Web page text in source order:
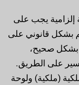
يجب على
بشكل قانوني على
بشكل صحيح،
للسير على الطريق.
(ملكية) ولوحة